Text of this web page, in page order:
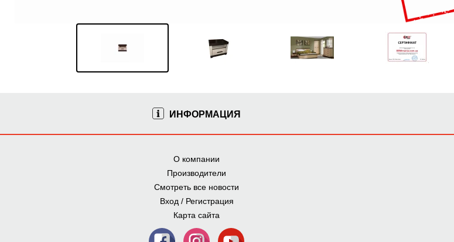
ИНФОРМАЦИЯ
О компании
Производители
Смотреть все новости
Вход / Регистрация
Карта сайта